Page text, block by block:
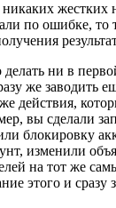
по ошибке, то
ни в
же заводить
действия,
вы сделали
блокировку
изменили
на тот же
этого и сразу